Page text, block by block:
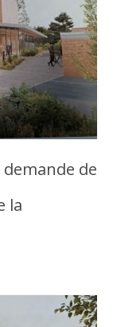
demande de
la